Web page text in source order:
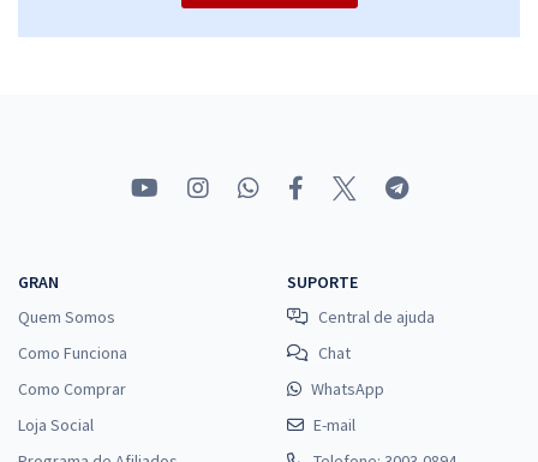
GRAN
Quem Somos
Como Funciona
Como Comprar
Loja Social
SUPORTE
Central de ajuda
Chat
WhatsApp
E-mail